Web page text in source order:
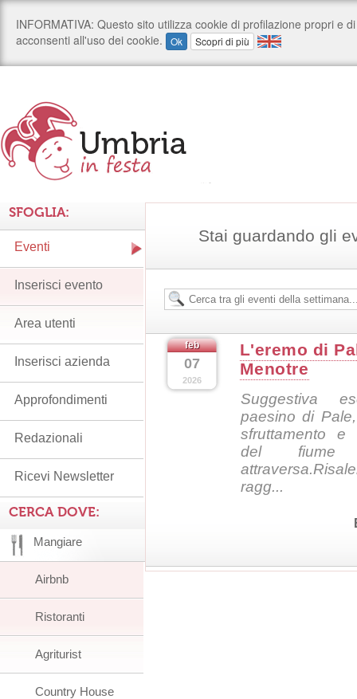
Stai guardando gli
feb
07
2026
L'eremo di
Menotre
Suggestiva
paesino di
sfruttamento e
del
ragg...
SFOGLIA:
Eventi
Inserisci evento
Area utenti
Inserisci azienda
Approfondimenti
Redazionali
Ricevi Newsletter
CERCA DOVE:
Mangiare
Airbnb
Ristoranti
Agriturist
Country House